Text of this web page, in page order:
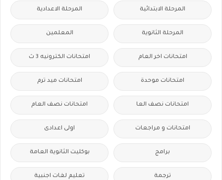
المرحلة الابتدائية المرحلة الاعدادية
المرحلة الثانوية المعلمين
امتحانات اخر العام امتحانات الكترونيه 3 ث
امتحانات موحدة امتحانات ميد ترم
امتحانات نصف العا امتحانات نصف العام
امتحانات و مراجعات اولى اعدادى
برامج بوكليت الثانوية العامة
ترجمة تعليم لغات اجنبية